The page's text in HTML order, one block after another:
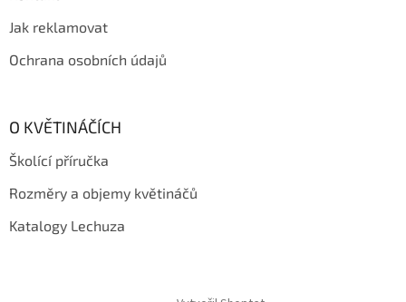
Jak reklamovat
Ochrana osobních údajů
O KVĚTINÁČÍCH
Školící příručka
Rozměry a objemy květináčů
Katalogy Lechuza